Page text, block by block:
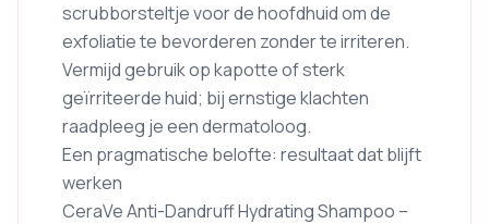
scrubborsteltje voor de hoofdhuid om de
exfoliatie te bevorderen zonder te irriteren.
Vermijd gebruik op kapotte of sterk
geïrriteerde huid; bij ernstige klachten
raadpleeg je een dermatoloog.
Een pragmatische belofte: resultaat dat blijft
werken
CeraVe Anti-Dandruff Hydrating Shampoo –